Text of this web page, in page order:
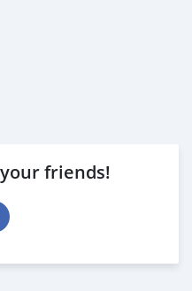
friends!